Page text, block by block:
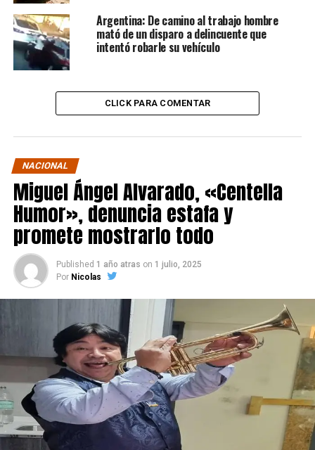
Argentina: De camino al trabajo hombre
mató de un disparo a delincuente que
intentó robarle su vehículo
CLICK PARA COMENTAR
NACIONAL
Miguel Ángel Alvarado, «Centella
Humor», denuncia estafa y
promete mostrarlo todo
Published 1 año atras on 1 julio, 2025
Por Nicolas